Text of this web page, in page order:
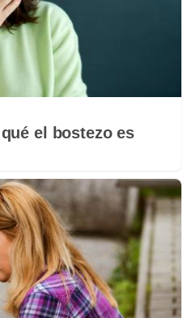
el bostezo es